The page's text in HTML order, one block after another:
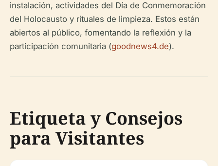
instalación, actividades del Día de Conmemoración
del Holocausto y rituales de limpieza. Estos están
abiertos al público, fomentando la reflexión y la
participación comunitaria (goodnews4.de).
Etiqueta y Consejos
para Visitantes